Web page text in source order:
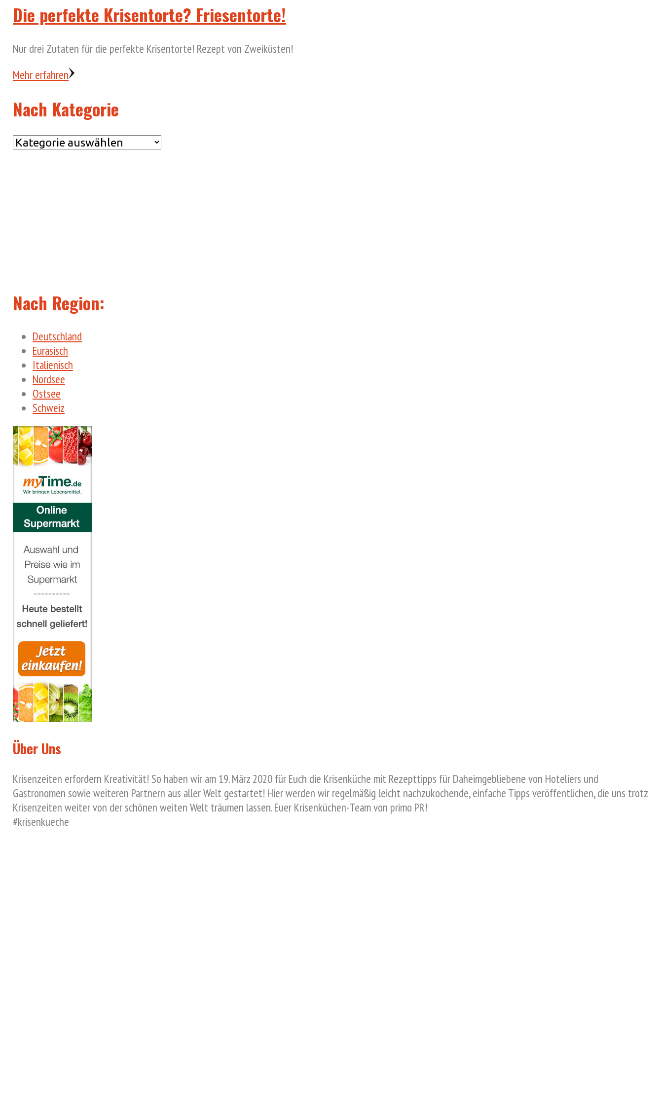
Die perfekte Krisentorte? Friesentorte!
Nur drei Zutaten für die perfekte Krisentorte! Rezept von Zweiküsten!
Mehr erfahren
Nach Kategorie
Nach
Nach Region:
Deutschland
Eurasisch
Italienisch
Nordsee
Ostsee
Schweiz
Über Uns
Krisenzeiten erfordern Kreativität! So haben wir am 19. März 2020 für Euch die Krisenküche mit Rezepttipps für Daheimgebliebene von Hoteliers und
Gastronomen sowie weiteren Partnern aus aller Welt gestartet! Hier werden wir regelmäßig leicht nachzukochende, einfache Tipps veröffentlichen, die uns trotz
Krisenzeiten weiter von der schönen weiten Welt träumen lassen. Euer Krisenküchen-Team von primo PR!
#krisenkueche